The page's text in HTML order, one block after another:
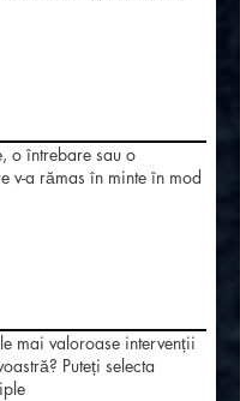
o întrebare sau o
v-a rămas în minte în mod
mai valoroase intervenții
Puteți selecta